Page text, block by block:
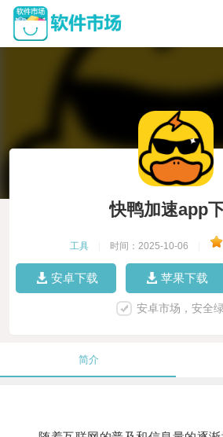
快鸭加速app
工具 时间：2025-10-06
安卓下载 苹果下载
安卓市场，安全
简介